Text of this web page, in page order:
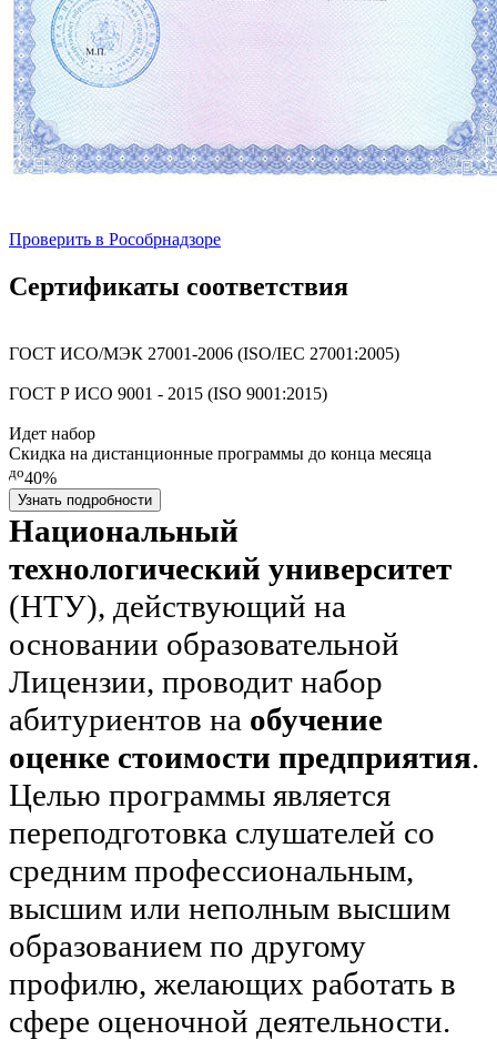
Проверить в Рособрнадзоре
Сертификаты соответствия
ГОСТ ИСО/МЭК 27001-2006 (ISO/IEC 27001:2005)
ГОСТ Р ИСО 9001 - 2015 (ISO 9001:2015)
Идет набор
Скидка на дистанционные программы до конца месяца
до40%
Узнать подробности
Национальный
технологический университет
(НТУ), действующий на
основании образовательной
Лицензии, проводит набор
абитуриентов на обучение
оценке стоимости предприятия.
Целью программы является
переподготовка слушателей со
средним профессиональным,
высшим или неполным высшим
образованием по другому
профилю, желающих работать в
сфере оценочной деятельности.